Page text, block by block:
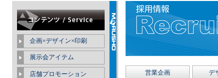
企画×デザイン×印刷
展示会アイテム
店舗プロモーション 営業企画 デ